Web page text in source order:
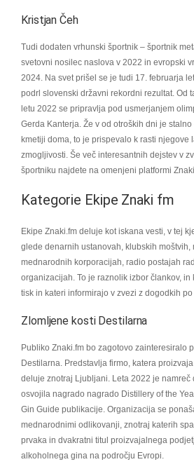
Kristjan Čeh
Tudi dodaten vrhunski športnik – športnik
svetovni nosilec naslova v 2022 in evropski
2024. Na svet prišel se je tudi 17. februarja
podrl slovenski državni rekordni rezultat. Od
letu 2022 se pripravlja pod usmerjanjem
Gerda Kanterja. Že v od otroških dni je
kmetiji doma, to je prispevalo k rasti njegove
zmogljivosti. Še več interesantnih dejstev v
športniku najdete na omenjeni platformi
Kategorie Ekipe Znaki fm
Ekipe Znaki.fm deluje kot iskana vesti, v tej
glede denarnih ustanovah, klubskih moštvih,
mednarodnih korporacijah, radio postajah
organizacijah. To je raznolik izbor člankov, in
tisk in kateri informirajo v zvezi z dogodkih
Zlomljene kosti Destilarna
Publiko Znaki.fm bo zagotovo zainteresiralo
Destilarna. Predstavlja firmo, katera
deluje znotraj Ljubljani. Leta 2022 je namreč
osvojila nagrado nagrado Distillery of the
Gin Guide publikacije. Organizacija se
mednarodnimi odlikovanji, znotraj katerih
prvaka in dvakratni titul proizvajalnega
alkoholnega gina na področju Evropi.